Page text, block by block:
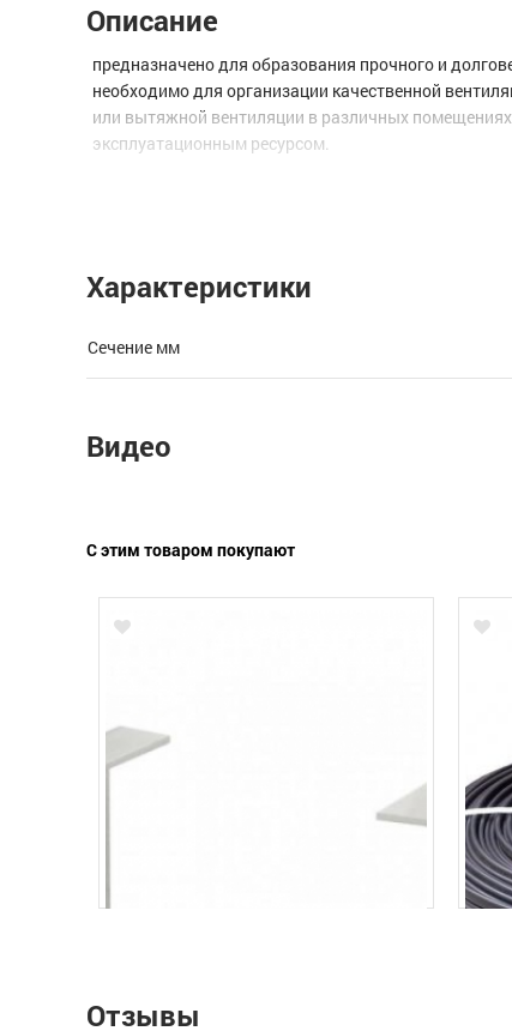
Описание
предназначено для образования прочного и
необходимо для организации качественной
или вытяжной вентиляции в различных
эксплуатационным ресурсом.
Характеристики
Сечение мм
Видео
С этим товаром покупают
Отзывы